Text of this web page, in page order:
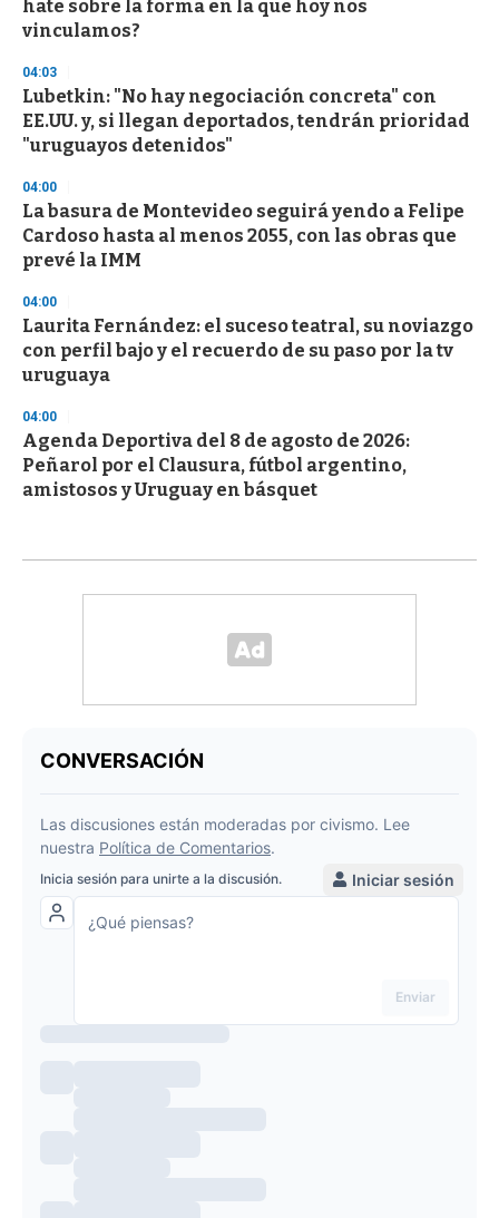
hate sobre la forma en la que hoy nos
vinculamos?
04:03
Lubetkin: "No hay negociación concreta" con
EE.UU. y, si llegan deportados, tendrán prioridad
"uruguayos detenidos"
04:00
La basura de Montevideo seguirá yendo a Felipe
Cardoso hasta al menos 2055, con las obras que
prevé la IMM
04:00
Laurita Fernández: el suceso teatral, su noviazgo
con perfil bajo y el recuerdo de su paso por la tv
uruguaya
04:00
Agenda Deportiva del 8 de agosto de 2026:
Peñarol por el Clausura, fútbol argentino,
amistosos y Uruguay en básquet